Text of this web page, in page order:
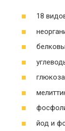
18
йод и